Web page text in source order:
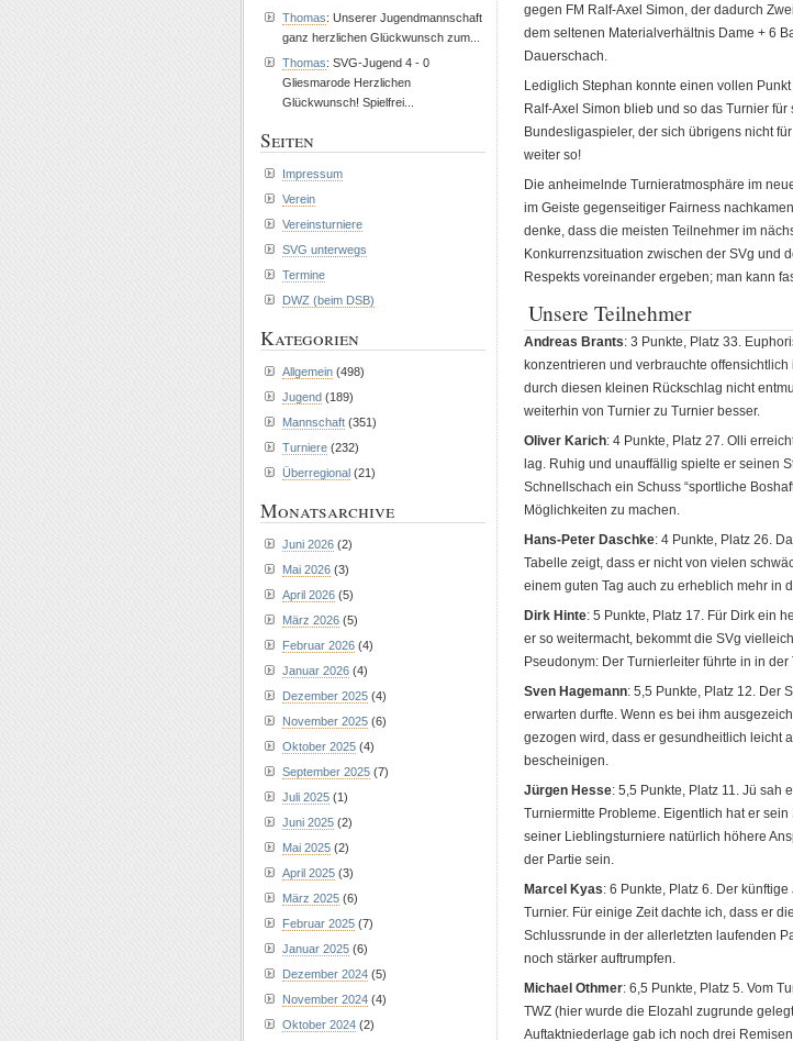
gegen FM Ralf-Axel Simon, der dadurch
dem seltenen Materialverhältnis Dame + 6
Dauerschach.
Lediglich Stephan konnte einen vollen
Ralf-Axel Simon blieb und so das Turnier
Bundesligaspieler, der sich übrigens nicht
weiter so!
Die anheimelnde Turnieratmosphäre im
im Geiste gegenseitiger Fairness
denke, dass die meisten Teilnehmer im
Konkurrenzsituation zwischen der SVg und
Respekts voreinander ergeben; man kann
Unsere Teilnehmer
Andreas Brants: 3 Punkte, Platz 33.
konzentrieren und verbrauchte
durch diesen kleinen Rückschlag nicht
weiterhin von Turnier zu Turnier besser.
Oliver Karich: 4 Punkte, Platz 27. Olli
lag. Ruhig und unauffällig spielte er seinen
Schnellschach ein Schuss “sportliche
Möglichkeiten zu machen.
Hans-Peter Daschke: 4 Punkte, Platz 26.
Tabelle zeigt, dass er nicht von vielen
einem guten Tag auch zu erheblich mehr in
Dirk Hinte: 5 Punkte, Platz 17. Für Dirk ein
er so weitermacht, bekommt die SVg
Pseudonym: Der Turnierleiter führte in in der
Sven Hagemann: 5,5 Punkte, Platz 12. Der
erwarten durfte. Wenn es bei ihm
gezogen wird, dass er gesundheitlich leicht
bescheinigen.
Jürgen Hesse: 5,5 Punkte, Platz 11. Jü sah
Turniermitte Probleme. Eigentlich hat er
seiner Lieblingsturniere natürlich höhere
der Partie sein.
Marcel Kyas: 6 Punkte, Platz 6. Der
Turnier. Für einige Zeit dachte ich, dass er
Schlussrunde in der allerletzten laufenden
noch stärker auftrumpfen.
Michael Othmer: 6,5 Punkte, Platz 5. Vom
TWZ (hier wurde die Elozahl zugrunde
Auftaktniederlage gab ich noch drei
Thomas: Unserer Jugendmannschaft
ganz herzlichen Glückwunsch zum...
Thomas: SVG-Jugend 4 - 0
Gliesmarode Herzlichen
Glückwunsch! Spielfrei...
Seiten
Impressum
Verein
Vereinsturniere
SVG unterwegs
Termine
DWZ (beim DSB)
Kategorien
Allgemein (498)
Jugend (189)
Mannschaft (351)
Turniere (232)
Überregional (21)
Monatsarchive
Juni 2026 (2)
Mai 2026 (3)
April 2026 (5)
März 2026 (5)
Februar 2026 (4)
Januar 2026 (4)
Dezember 2025 (4)
November 2025 (6)
Oktober 2025 (4)
September 2025 (7)
Juli 2025 (1)
Juni 2025 (2)
Mai 2025 (2)
April 2025 (3)
März 2025 (6)
Februar 2025 (7)
Januar 2025 (6)
Dezember 2024 (5)
November 2024 (4)
Oktober 2024 (2)